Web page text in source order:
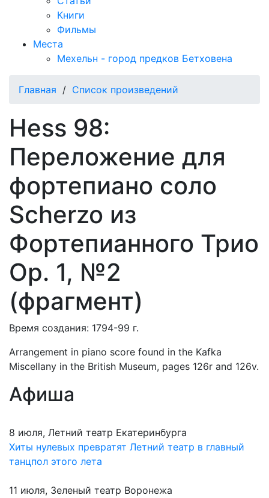
Книги
Фильмы
Места
Мехельн - город предков Бетховена
Главная / Список произведений
Hess 98:
Переложение для
фортепиано соло
Scherzo из
Фортепианного Трио
Op. 1, №2
(фрагмент)
Время создания: 1794-99 г.
Arrangement in piano score found in the Kafka
Miscellany in the British Museum, pages 126r and 126v.
Афиша
8 июля, Летний театр Екатеринбурга
Хиты нулевых превратят Летний театр в главный
танцпол этого лета
11 июля, Зеленый театр Воронежа